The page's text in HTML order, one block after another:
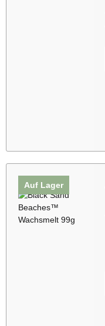
Auf Lager